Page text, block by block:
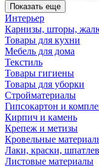
Показать еще
Интерьер
Карнизы, шторы,
Товары для кухни
Мебель для дома
Текстиль
Товары гигиены
Товары для уборки
Стройматериалы
Гипсокартон и
Кирпич и камень
Крепеж и метизы
Кровельные
Лаки, краски,
Листовые материалы